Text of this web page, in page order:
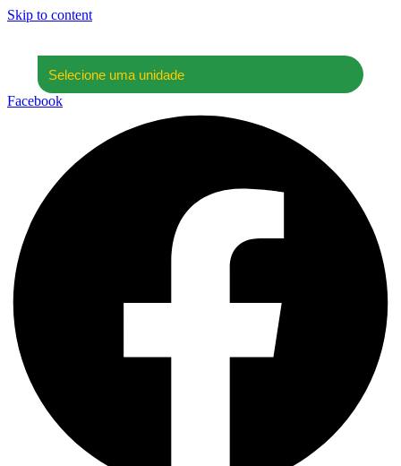
Skip to content
Facebook